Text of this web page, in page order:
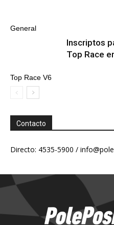
General
Top Race V6
Inscriptos
Top Race
Contacto
Directo: 4535-5900 /